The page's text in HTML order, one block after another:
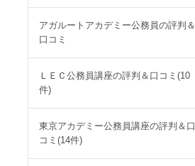
アガルートアカデミー公務員の評判＆
口コミ
ＬＥＣ公務員講座の評判＆口コミ(10
件)
東京アカデミー公務員講座の評判＆口
コミ(14件)